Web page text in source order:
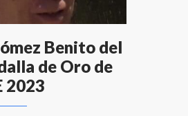
Benito del
de Oro de
2023